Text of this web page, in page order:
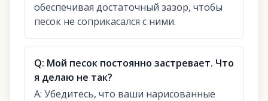
обеспечивая достаточный зазор, чтобы
песок не соприкасался с ними.
Q: Мой песок постоянно застревает. Что
я делаю не так?
A: Убедитесь, что ваши нарисованные